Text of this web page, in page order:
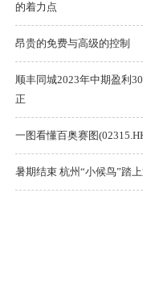
的着力点
昂贵的免费与高级的控制
顺丰同城2023年中期盈利
正
一图看懂百奥赛图
暑期结束 杭州“小候鸟”踏